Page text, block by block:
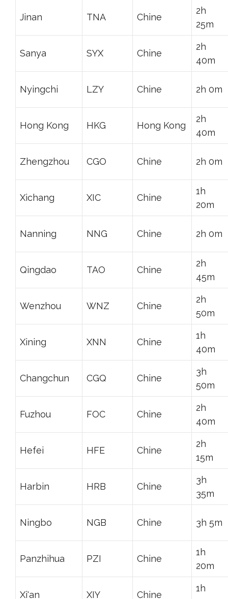
Jinan TNA Chine
2h
25m
Sanya SYX Chine
2h
40m
Nyingchi LZY Chine 2h 0m
Hong Kong HKG Hong Kong
2h
40m
Zhengzhou CGO Chine 2h 0m
Xichang XIC Chine
1h
20m
Nanning NNG Chine 2h 0m
Qingdao TAO Chine
2h
45m
Wenzhou WNZ Chine
2h
50m
Xining XNN Chine
1h
40m
Changchun CGQ Chine
3h
50m
Fuzhou FOC Chine
2h
40m
Hefei HFE Chine
2h
15m
Harbin HRB Chine
3h
35m
Ningbo NGB Chine 3h 5m
Panzhihua PZI Chine
1h
20m
Xi'an XIY Chine
1h